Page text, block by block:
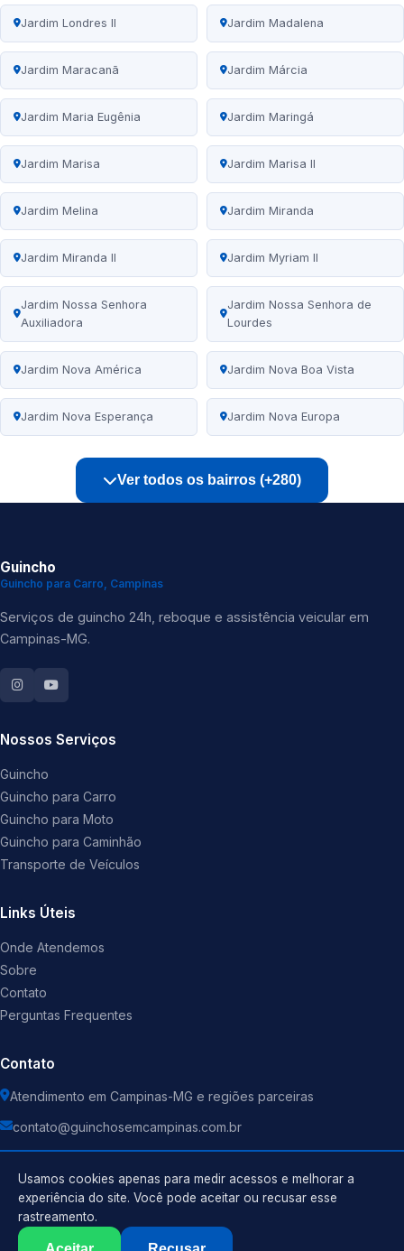
Jardim Londres II Jardim Madalena
Jardim Maracanã Jardim Márcia
Jardim Maria Eugênia Jardim Maringá
Jardim Marisa Jardim Marisa II
Jardim Melina Jardim Miranda
Jardim Miranda II Jardim Myriam II
Jardim Nossa Senhora
Auxiliadora
Jardim Nossa Senhora de
Lourdes
Jardim Nova América Jardim Nova Boa Vista
Jardim Nova Esperança Jardim Nova Europa
Ver todos os bairros (+280)
Guincho
Guincho para Carro, Campinas
Serviços de guincho 24h, reboque e assistência veicular em
Campinas-MG.
Nossos Serviços
Guincho
Guincho para Carro
Guincho para Moto
Guincho para Caminhão
Transporte de Veículos
Links Úteis
Onde Atendemos
Sobre
Contato
Perguntas Frequentes
Contato
Atendimento em Campinas-MG e regiões parceiras
contato@guinchosemcampinas.com.br
Guincho . Todos os direitos reservados.
Usamos cookies apenas para medir acessos e melhorar a
experiência do site. Você pode aceitar ou recusar esse
rastreamento.